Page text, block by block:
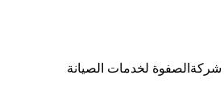
شركةالصفوة لخدمات الصيانة